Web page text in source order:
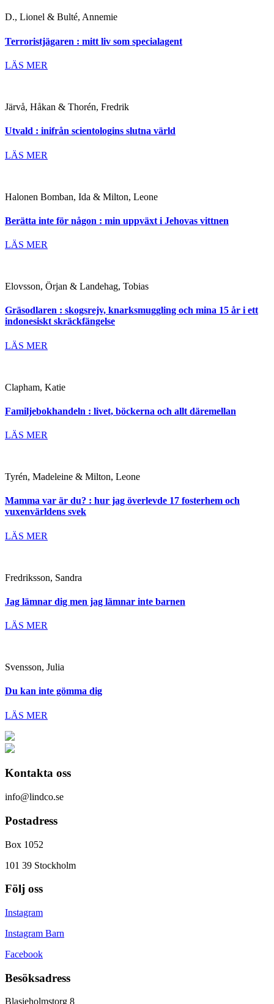
D., Lionel & Bulté, Annemie
Terroristjägaren : mitt liv som specialagent
LÄS MER
Järvå, Håkan & Thorén, Fredrik
Utvald : inifrån scientologins slutna värld
LÄS MER
Halonen Bomban, Ida & Milton, Leone
Berätta inte för någon : min uppväxt i Jehovas vittnen
LÄS MER
Elovsson, Örjan & Landehag, Tobias
Gräsodlaren : skogsrejv, knarksmuggling och mina 15 år i ett
indonesiskt skräckfängelse
LÄS MER
Clapham, Katie
Familjebokhandeln : livet, böckerna och allt däremellan
LÄS MER
Tyrén, Madeleine & Milton, Leone
Mamma var är du? : hur jag överlevde 17 fosterhem och
vuxenvärldens svek
LÄS MER
Fredriksson, Sandra
Jag lämnar dig men jag lämnar inte barnen
LÄS MER
Svensson, Julia
Du kan inte gömma dig
LÄS MER
Kontakta oss
info@lindco.se
Postadress
Box 1052
101 39 Stockholm
Följ oss
Instagram
Instagram Barn
Facebook
Besöksadress
Blasieholmstorg 8